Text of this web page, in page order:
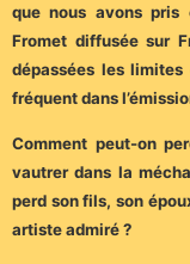
que nous avons pris
Fromet diffusée sur
dépassées les
fréquent dans
Comment peut-on
vautrer dans la
perd son fils, son
artiste admiré ?